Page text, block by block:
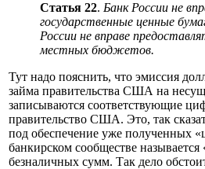
Статья 22. Банк России не
государственные ценные
России не вправе
местных бюджетов.
Тут надо пояснить, что эмиссия
займа правительства США на
записываются соответствующие
правительство США. Это, так
под обеспечение уже полученных
банкирском сообществе
безналичных сумм. Так дело